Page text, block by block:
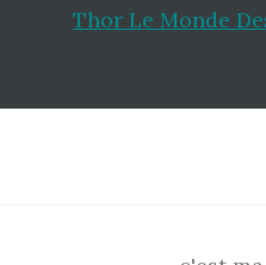
Thor Le Monde